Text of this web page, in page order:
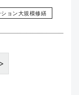
ション大規模修繕